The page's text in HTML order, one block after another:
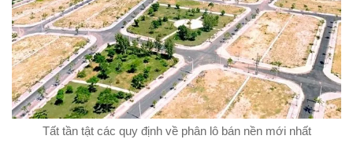
Tất tần tật các quy định về phân lô bán nền mới nhất